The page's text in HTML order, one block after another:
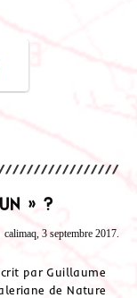
» ?
calimaq, 3 septembre 2017.
par Guillaume
de Nature